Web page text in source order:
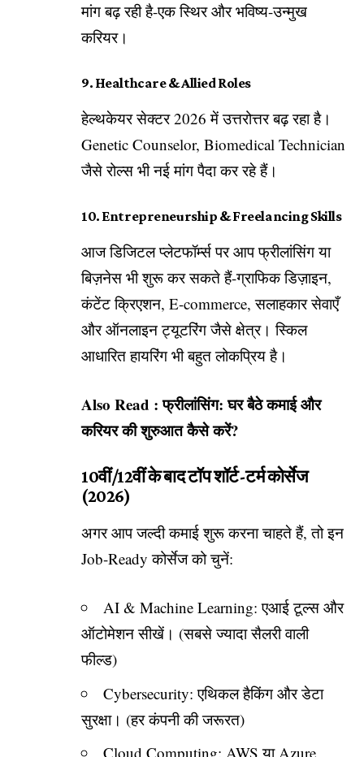
मांग बढ़ रही है-एक स्थिर और भविष्य-उन्मुख
करियर।
9. Healthcare & Allied Roles
हेल्थकेयर सेक्टर 2026 में उत्तरोत्तर बढ़ रहा है।
Genetic Counselor, Biomedical Technician
जैसे रोल्स भी नई मांग पैदा कर रहे हैं।
10. Entrepreneurship & Freelancing Skills
आज डिजिटल प्लेटफॉर्म्स पर आप फ्रीलांसिंग या
बिज़नेस भी शुरू कर सकते हैं-ग्राफिक डिज़ाइन,
कंटेंट क्रिएशन, E-commerce, सलाहकार सेवाएँ
और ऑनलाइन ट्यूटरिंग जैसे क्षेत्र। स्किल
आधारित हायरिंग भी बहुत लोकप्रिय है।
Also Read :फ्रीलांसिंग: घर बैठे कमाई और
करियर की शुरुआत कैसे करें?
10वीं/12वीं के बाद टॉप शॉर्ट-टर्म कोर्सेज
(2026)
अगर आप जल्दी कमाई शुरू करना चाहते हैं, तो इन
Job-Ready कोर्सेजको चुनें:
AI & Machine Learning: एआई टूल्स और
ऑटोमेशन सीखें। (सबसे ज्यादा सैलरी वाली
फील्ड)
Cybersecurity: एथिकल हैकिंग और डेटा
सुरक्षा। (हर कंपनी की जरूरत)
Cloud Computing: AWS या Azure